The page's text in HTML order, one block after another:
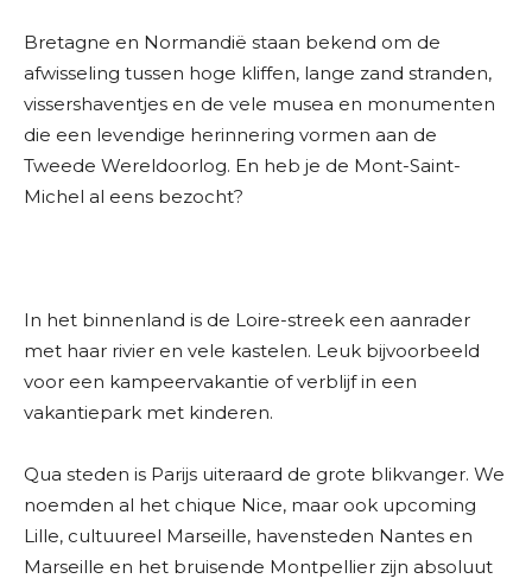
Bretagne en Normandië staan bekend om de
afwisseling tussen hoge kliffen, lange zand stranden,
vissershaventjes en de vele musea en monumenten
die een levendige herinnering vormen aan de
Tweede Wereldoorlog. En heb je de Mont-Saint-
Michel al eens bezocht?
In het binnenland is de Loire-streek een aanrader
met haar rivier en vele kastelen. Leuk bijvoorbeeld
voor een kampeervakantie of verblijf in een
vakantiepark met kinderen.
Qua steden is Parijs uiteraard de grote blikvanger. We
noemden al het chique Nice, maar ook upcoming
Lille, cultuureel Marseille, havensteden Nantes en
Marseille en het bruisende Montpellier zijn absoluut